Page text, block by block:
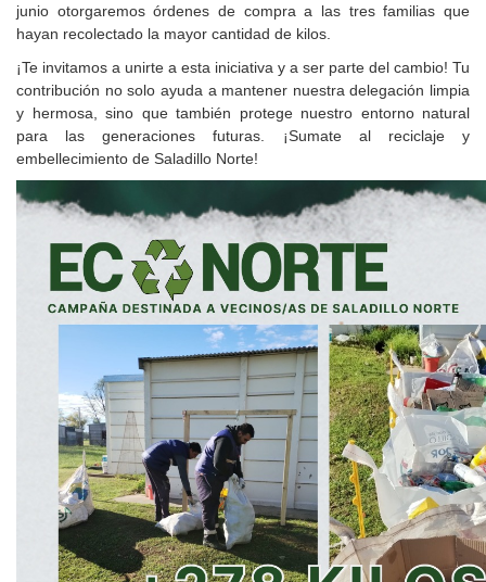
junio otorgaremos órdenes de compra a las tres familias que
hayan recolectado la mayor cantidad de kilos.
¡Te invitamos a unirte a esta iniciativa y a ser parte del cambio! Tu
contribución no solo ayuda a mantener nuestra delegación limpia
y hermosa, sino que también protege nuestro entorno natural
para las generaciones futuras. ¡Sumate al reciclaje y
embellecimiento de Saladillo Norte!